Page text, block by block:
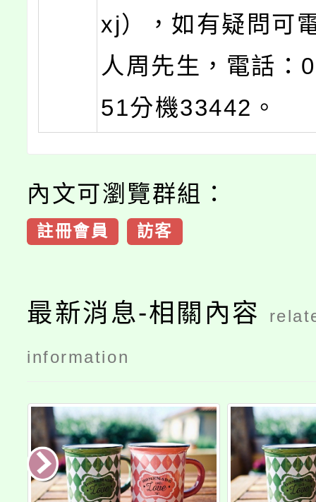
xj），如有疑問可
人周先生，電話：
51分機33442。
內文可瀏覽群組：
註冊會員 訪客
最新消息-相關內容
information